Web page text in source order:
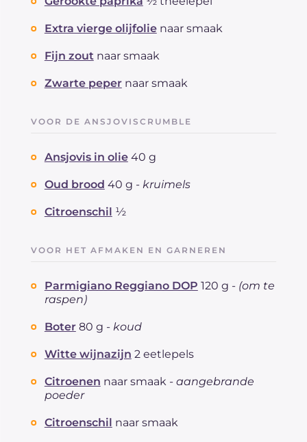
Extra vierge olijfolie naar smaak
Fijn zout naar smaak
Zwarte peper naar smaak
VOOR DE ANSJOVISCRUMBLE
Ansjovis in olie 40 g
Oud brood 40 g - kruimels
Citroenschil ½
VOOR HET AFMAKEN EN GARNEREN
Parmigiano Reggiano DOP 120 g - (om te
raspen)
Boter 80 g - koud
Witte wijnazijn 2 eetlepels
Citroenen naar smaak - aangebrande
poeder
Citroenschil naar smaak